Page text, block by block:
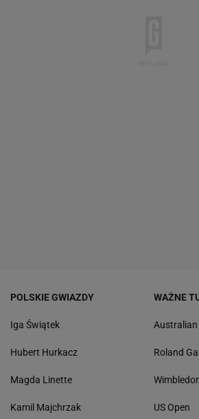
POLSKIE GWIAZDY
Iga Świątek
Hubert Hurkacz
Magda Linette
Kamil Majchrzak
WAŻNE
Australian
Roland
US Open